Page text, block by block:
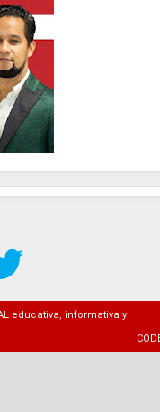
educativa, informativa y